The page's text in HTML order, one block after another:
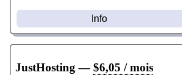
Info
JustHosting —$6,05 / mois